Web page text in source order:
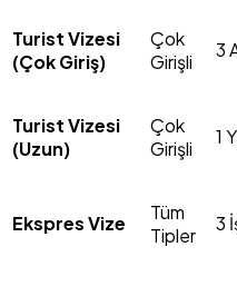
Turist Vizesi
(Çok Giriş)
Çok
Girişli
3
Turist Vizesi
(Uzun)
Çok
Girişli
1
Ekspres Vize
Tüm
Tipler
3